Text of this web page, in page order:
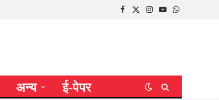
Facebook
X
Instagram
YouTubeWhatsApp
अन्य ई-पेपर